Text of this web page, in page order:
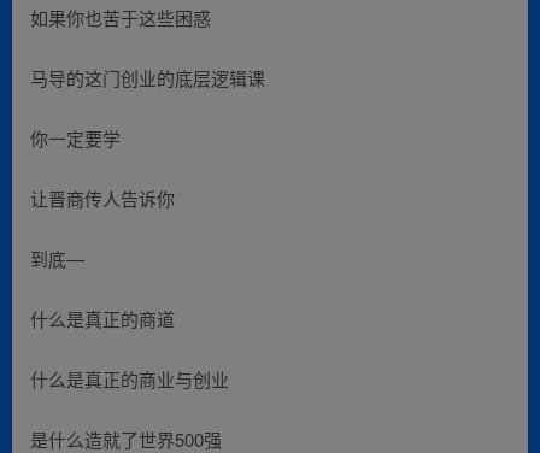
如果你也苦于这些困惑
马导的这门创业的底层逻辑课
你一定要学
让晋商传人告诉你
到底—
什么是真正的商道
什么是真正的商业与创业
是什么造就了世界500强